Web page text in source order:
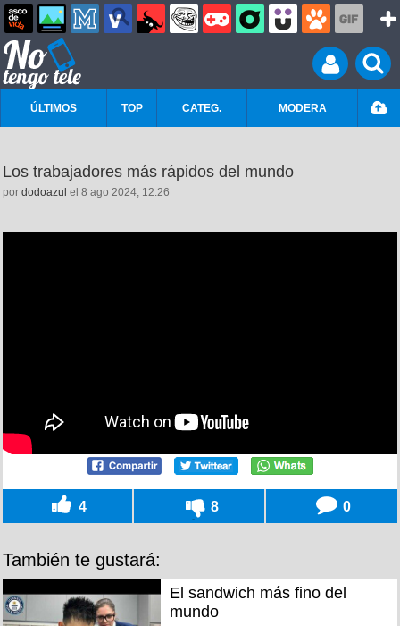
ÚLTIMOS TOP CATEG. MODERA
Los trabajadores más rápidos del mundo
por dodoazul el 8 ago 2024, 12:26
4 8 0
También te gustará:
El sandwich más fino del
mundo